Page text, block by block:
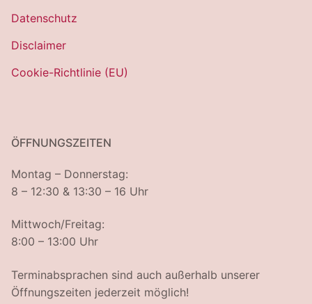
Datenschutz
Disclaimer
Cookie-Richtlinie (EU)
ÖFFNUNGSZEITEN
Montag – Donnerstag:
8 – 12:30 & 13:30 – 16 Uhr
Mittwoch/Freitag:
8:00 – 13:00 Uhr
Terminabsprachen sind auch außerhalb unserer
Öffnungszeiten jederzeit möglich!